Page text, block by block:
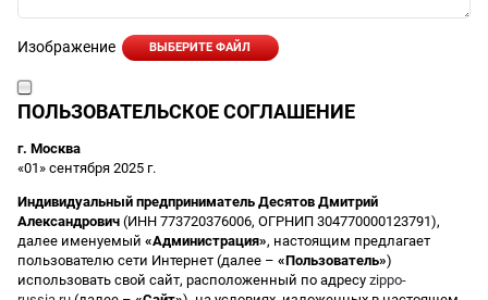
Изображение ВЫБЕРИТЕ ФАЙЛ
ПОЛЬЗОВАТЕЛЬСКОЕ СОГЛАШЕНИЕ
г. Москва
«01» сентября 2025 г.
Индивидуальный предприниматель Десятов Дмитрий
Александрович (ИНН 773720376006, ОГРНИП 304770000123791),
далее именуемый «Администрация», настоящим предлагает
пользователю сети Интернет (далее – «Пользователь»)
использовать свой сайт, расположенный по адресу zippo-